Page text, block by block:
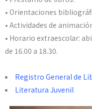
• Orientaciones
• Actividades de
• Horario extraescolar:
de 16.00 a 18.30.
Registro General de
Literatura Juvenil